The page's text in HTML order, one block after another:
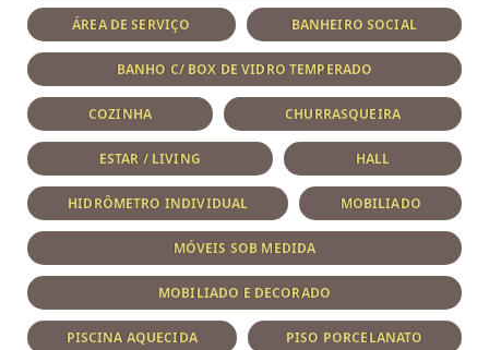
ÁREA DE SERVIÇO BANHEIRO SOCIAL
BANHO C/ BOX DE VIDRO TEMPERADO
COZINHA CHURRASQUEIRA
ESTAR / LIVING HALL
HIDRÔMETRO INDIVIDUAL MOBILIADO
MÓVEIS SOB MEDIDA
MOBILIADO E DECORADO
PISCINA AQUECIDA PISO PORCELANATO